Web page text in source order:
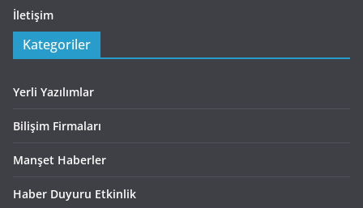
İletişim
Kategoriler
Yerli Yazılımlar
Bilişim Firmaları
Manşet Haberler
Haber Duyuru Etkinlik